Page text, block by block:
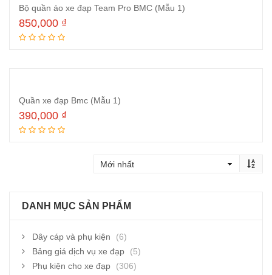
Bộ quần áo xe đạp Team Pro BMC (Mẫu 1)
850,000 ₫
Quần xe đạp Bmc (Mẫu 1)
390,000 ₫
DANH MỤC SẢN PHẨM
Dây cáp và phụ kiện
(6)
Bảng giá dịch vụ xe đạp
(5)
Phụ kiện cho xe đạp
(306)